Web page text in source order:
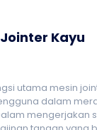
Kayu
utama mesin
dalam
mengerjakan